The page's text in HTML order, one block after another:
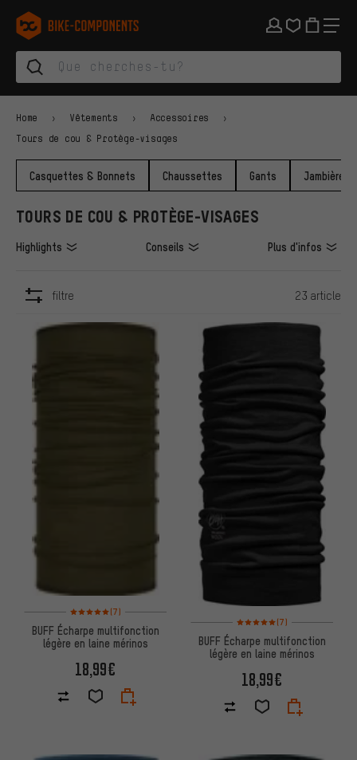
Aller à la navigation principale
Aller à la navigation des catégories
Aller au contenu
Aller aux marques et à la newsletter
Aller au pied de page
bike-components.de Page d'accueil
Home Vêtements Accessoires
Tours de cou & Protège-visages
Casquettes & Bonnets Chaussettes Gants Jambières
TOURS DE COU & PROTÈGE-VISAGES
Highlights Conseils Plus d'infos
filtre 23 article
ARTICLES
Note moyenne : 5 sur 5 d'après 7 avis
(7)
BUFF Écharpe multifonction
légère en laine mérinos
18,99€
Note moyenne : 5 sur 5
(7)
BUFF Écharpe multifonction
légère en laine mérinos
18,99€